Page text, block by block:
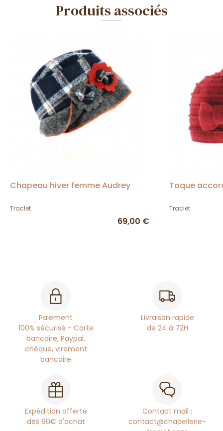
Produits associés
Chapeau hiver femme Audrey
Traclet
69,00 €
Toque
Traclet
Paiement
100% sécurisé - Carte
bancaire, Paypal,
chèque, virement
bancaire
Livraison rapide
de 24 à 72H
Expédition offerte
dès 90€ d'achat
Contact mail :
contact@chapellerie-